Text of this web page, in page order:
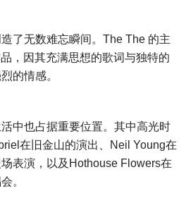
了无数难忘瞬间。 The The 的主
，因其充满思想的歌词与独特的
的情感。
中也占据重要位置。其中高光时
在旧金山的演出、Neil Young在
表演，以及Hothouse Flowers在
。